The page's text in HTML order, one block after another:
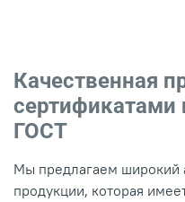
Качественная
сертификатами
ГОСТ
Мы предлагаем широкий
продукции, которая